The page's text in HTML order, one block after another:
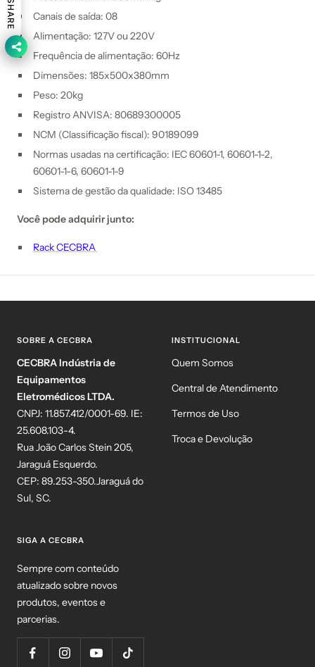
Canais de saída: 08
Alimentação: 127V ou 220V
Frequência de alimentação: 60Hz
Dimensões: 185x500x380mm
Peso: 20kg
Registro ANVISA: 80689300005
NCM (Classificação fiscal): 90189099
Normas usadas na certificação: IEC 60601-1, 60601-1-2,
60601-1-6, 60601-1-9
Sistema de gestão da qualidade: ISO 13485
Você pode adquirir junto:
Rack CECBRA
SOBRE A CECBRA
CECBRA Indústria de
Equipamentos
Eletromédicos LTDA.
CNPJ: 11.857.412/0001-69. IE:
25.608.103-4.
Rua João Carlos Stein 205,
Jaraguá Esquerdo.
CEP: 89.253-350.Jaraguá do
Sul, SC.
INSTITUCIONAL
Quem Somos
Central de Atendimento
Termos de Uso
Troca e Devolução
SIGA A CECBRA
Sempre com conteúdo
atualizado sobre novos
produtos, eventos e
parcerias.
SHARE